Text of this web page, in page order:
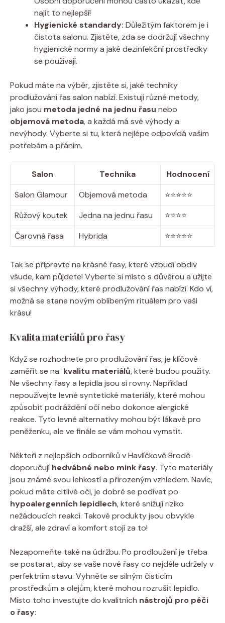
najít to nejlepší!
Hygienické standardy: ‍Důležitým ⁢faktorem je i
čistota salonu. Zjistěte, zda se‌ dodržují všechny
hygienické normy a jaké dezinfekční prostředky
se používají.
Pokud máte na výběr, zjistěte si, jaké techniky
prodlužování řas salon nabízí. Existují různé metody,
jako jsou metoda jedné ⁣na jednu ⁤řasu nebo
objemová metoda, a každá má své výhody a
‌nevýhody. Vyberte si tu, která nejlépe odpovídá vašim
potřebám a přáním.
Salon Technika
Hodnocení
Salon Glamour
Objemová metoda
⭐⭐⭐⭐⭐
Růžový koutek
Jedna na jednu řasu
⭐⭐⭐⭐
Čarovná řasa
Hybrida ⭐⭐⭐⭐⭐
Tak​ se připravte na krásné řasy, které⁤ vzbudí obdiv
všude, kam půjdete!⁤ Vyberte si místo s důvěrou ⁤a užijte
si všechny výhody, které prodlužování řas nabízí. Kdo ví,
možná se stane novým oblíbeným rituálem⁣ pro vaši
krásu!
Kvalita materiálů pro řasy
Když se rozhodnete pro prodlužování řas, ‍je klíčové
zaměřit se na ​ kvalitu materiálů, které budou použity.
Ne všechny řasy a lepidla ‍jsou si rovny. Například
nepoužívejte levné‍ syntetické materiály, které mohou
způsobit podráždění očí ⁣nebo dokonce alergické
reakce. Tyto levné alternativy‌ mohou být lákavé pro
peněženku,⁣ ale⁢ ve⁤ finále se vám mohou vymstít.
Někteří z nejlepších odborníků v Havlíčkově Brodě
doporučují⁣ hedvábné nebo mink řasy. Tyto materiály
jsou známé svou lehkostí a přirozeným ⁢vzhledem. Navíc,
pokud máte citlivé oči, je dobré se⁢ podívat po
hypoalergenních lepidlech, které snižují riziko
nežádoucích⁤ reakcí. Takové produkty jsou obvykle
dražší, ale zdraví ​a komfort stojí za to!
Nezapomeňte​ také na ⁤údržbu. Po prodloužení je třeba
se postarat, aby se vaše ⁢nové řasy co nejdéle udržely v
perfektním stavu. Vyhněte se silným čisticím
prostředkům a olejům, které mohou rozrušit lepidlo.
Místo toho investujte do kvalitních nástrojů pro ⁢péči
o řasy: